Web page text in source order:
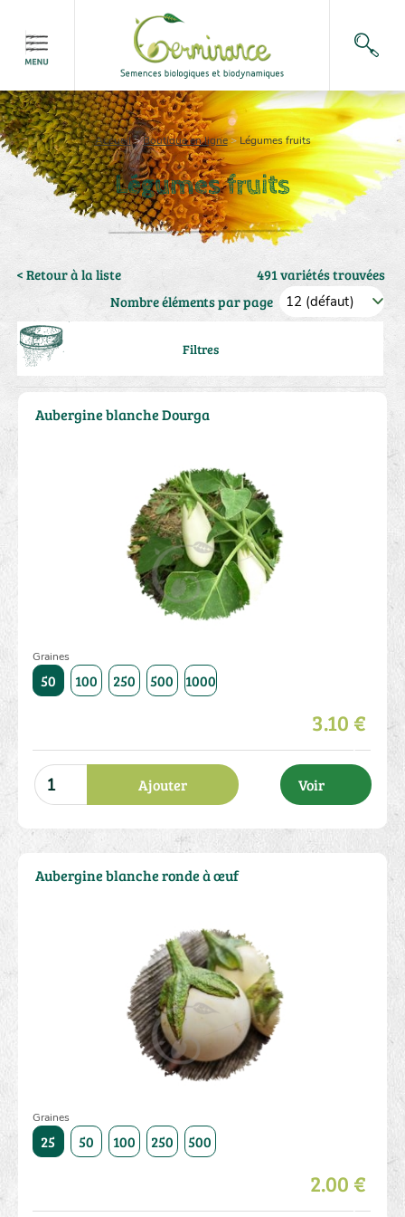
Accueil>Boutique en ligne> Légumes fruits
Légumes fruits
< Retour à la liste
491 variétés trouvées
Nombre éléments par page
Filtres
Graines
50 100 250 500 1000
3.10 €
Ajouter Voir
Aubergine blanche Dourga
Graines
25 50 100 250 500
2.00 €
Aubergine blanche ronde à œuf